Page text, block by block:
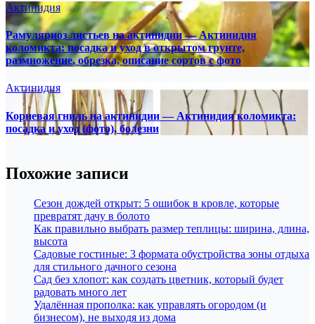
Актинидия
Рамуляриоз листьев на актинидии — Актинидия
коломикта: посадка и уход в открытом грунте,
размножение, обрезка, описание сортов с фото
Актинидия
Корневая гниль на актинидии — Актинидия коломикта:
посадка и уход (фото), болезни
Похожие записи
Сезон дождей открыт: 5 ошибок в кровле, которые
превратят дачу в болото
Как правильно выбрать размер теплицы: ширина, длина,
высота
Садовые гостиные: 3 формата обустройства зоны отдыха
для стильного дачного сезона
Сад без хлопот: как создать цветник, который будет
радовать много лет
Удалённая прополка: как управлять огородом (и
бизнесом), не выходя из дома